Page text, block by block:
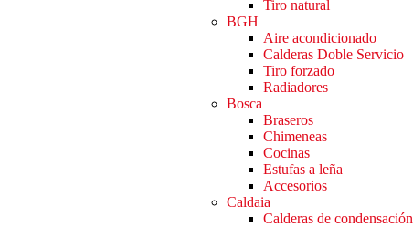
Tiro natural
BGH
Aire acondicionado
Calderas Doble Servicio
Tiro forzado
Radiadores
Bosca
Braseros
Chimeneas
Cocinas
Estufas a leña
Accesorios
Caldaia
Calderas de condensación